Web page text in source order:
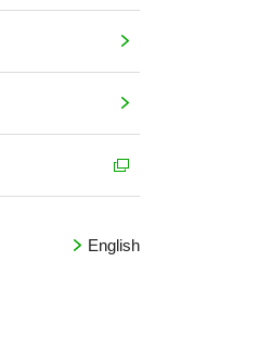
English